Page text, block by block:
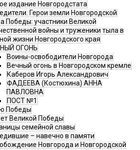
издание Новгородстата
Герои земли Новгородской
Победы: участники Великой
войны и труженики тыла в
жизни Новгородского края
ОГОНЬ
Воины-освободители Новгорода
Вечный огонь в Новгородском кремле
Каберов Игорь Александрович
ФАДЕЕВА (Костюхина) АННА
ПАВЛОВНА
ПОСТ №1
Победы
Великой Победы
семейной славы
– навечно в памяти
Новгорода и Новгородской